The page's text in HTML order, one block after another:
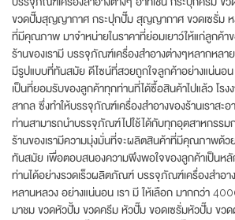
ขวดปั๊มสุญญากาศ กระปุกปั๊ม สุญญากาศ ขวดเซรั่ม ห
ที่มีคุณภาพ มาจำหน่ายในราคาที่ย่อมเยาว์ให้แก่ลูกค้าข
ร้านของเรามี บรรจุภัณฑ์เครื่องสำอางต่างๆหลากหลา
มีรูปแบบที่ทันสมัย ดีไซน์ที่สวยถูกใจลูกค้าอย่างแน่นอ
เป็นที่ยอมรับของลูกค้าทุกท่านที่ได้ซื้อสินค้าไปแล้ว โรง
สากล ซึ่งทำให้บรรจุภัณฑ์เครื่องสำอางของร้านเราสะ
ท่านสามารถนำบรรจุภัณฑ์ไปใช้ได้กับทุกอุตสาหกรรม
ร้านของเรามีความมุ่งมั่นที่จะผลิตสินค้าที่มีคุณภาพด้
ทันสมัย เพื่อตอบสนองความพึงพอใจของลูกค้าเป็นห
ท่านได้อย่างรวดเร็วผลิตภัณฑ์ บรรจุภัณฑ์เครื่องสำอาง
หลานหลวง อย่างแน่นอน เรา มี ให้เลือก มากกว่า
มาชม ขวดหัวปั้ม ขวดครีม หัวปั๊ม ขอดเซรั่มหัวปั๊ม ขว